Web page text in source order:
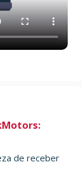
de receber